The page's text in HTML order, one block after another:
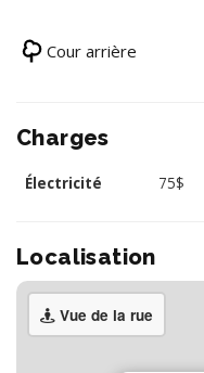
Cour arrière
Charges
Électricité 75$
Localisation
Vue de la rue